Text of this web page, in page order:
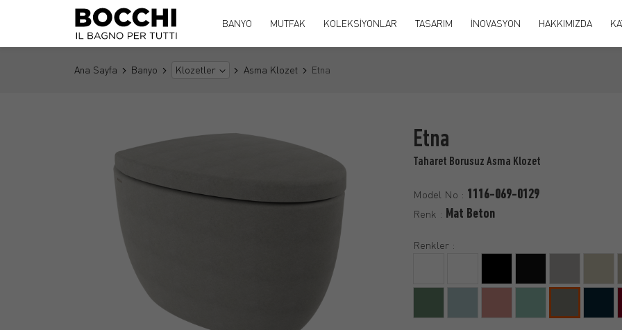
BANYO MUTFAK KOLEKSİYONLAR TASARIM İNOVASYON HAKKIMIZDA
Ana Sayfa Banyo Klozetler Asma Klozet Etna
Etna
Taharet Borusuz Asma Klozet
Model No : 1116-069-0129
Renk : Mat Beton
Renkler :